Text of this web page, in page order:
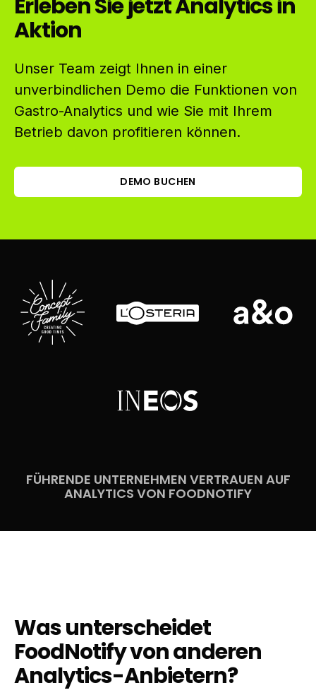
Erleben Sie jetzt Analytics in
Aktion
Unser Team zeigt Ihnen in einer
unverbindlichen Demo die Funktionen von
Gastro-Analytics und wie Sie mit Ihrem
Betrieb davon profitieren können.
DEMO BUCHEN
FÜHRENDE UNTERNEHMEN VERTRAUEN AUF
ANALYTICS VON FOODNOTIFY
Was unterscheidet
FoodNotify von anderen
Analytics-Anbietern?